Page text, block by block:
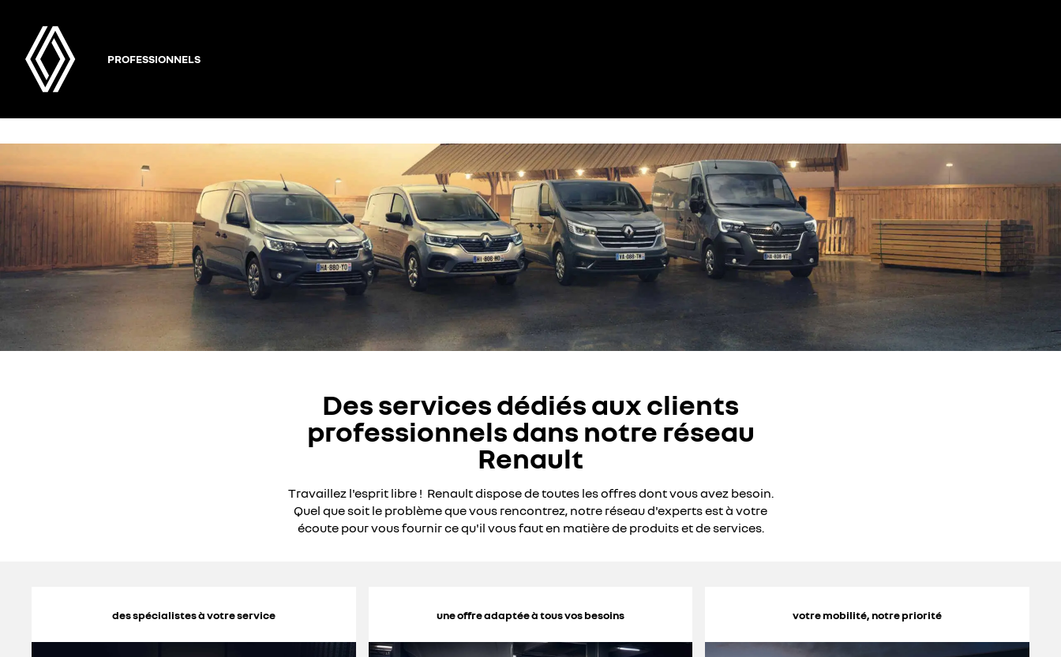
PROFESSIONNELS
Des services dédiés aux clients
professionnels dans notre réseau
Renault
Travaillez l'esprit libre ! Renault dispose de toutes les offres dont vous avez besoin.
Quel que soit le problème que vous rencontrez, notre réseau d'experts est à votre
écoute pour vous fournir ce qu'il vous faut en matière de produits et de services.
des spécialistes à votre service une offre adaptée à tous vos besoins votre mobilité, notre priorité